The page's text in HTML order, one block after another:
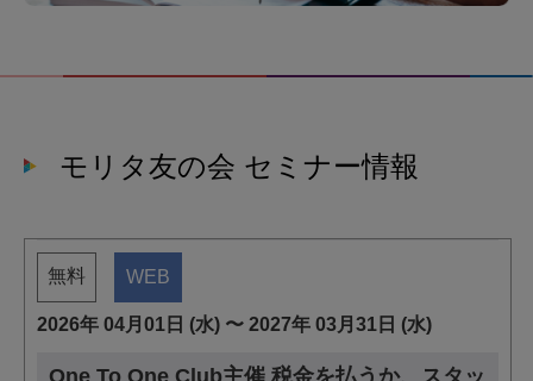
モリタ友の会 セミナー情報